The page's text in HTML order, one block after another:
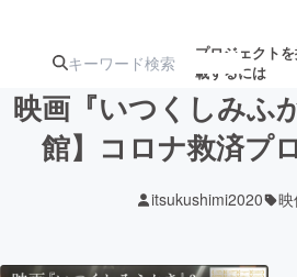
プロジェクト
載するには
ジェクト
募
ロ
映画『いつくしみふ
館】コロナ救済プ
itsukushimi2020